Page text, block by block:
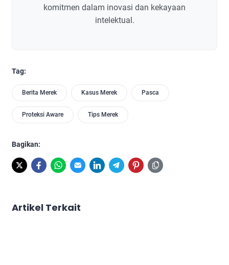
komitmen dalam inovasi dan kekayaan
intelektual.
Tag:
Berita Merek Kasus Merek Pasca
Proteksi Aware Tips Merek
Bagikan:
Artikel Terkait